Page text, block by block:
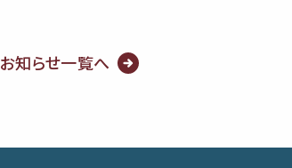
お知らせ一覧へ